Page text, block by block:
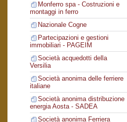
Monferro spa - Costruzioni e
montaggi in ferro
Nazionale Cogne
Partecipazioni e gestioni
immobiliari - PAGEIM
Società acquedotti della
Versilia
Società anonima delle ferriere
italiane
Società anonima distribuzione
energia Aosta - SADEA
Società anonima Ferriera